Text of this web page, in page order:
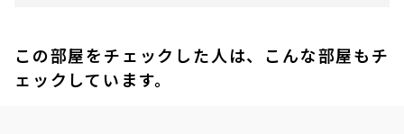
この部屋をチェックした人は、こんな部屋もチ
ェックしています。